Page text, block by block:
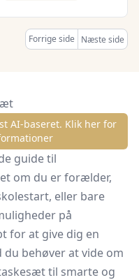
Forrige side Næste side
AI-baseret. Klik her for
guide til
om du er forælder,
eller bare
på
for at give dig en
behøver at vide om
til smarte og